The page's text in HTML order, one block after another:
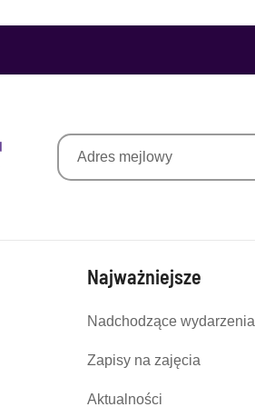
Najważniejsze
Nadchodzące wydarzenia
Zapisy na zajęcia
Aktualności